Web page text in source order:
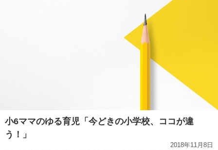
小6ママのゆる育児「今どきの小学校、ココが違
う！」
2018年11月8日